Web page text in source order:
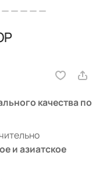
качества по
и азиатское